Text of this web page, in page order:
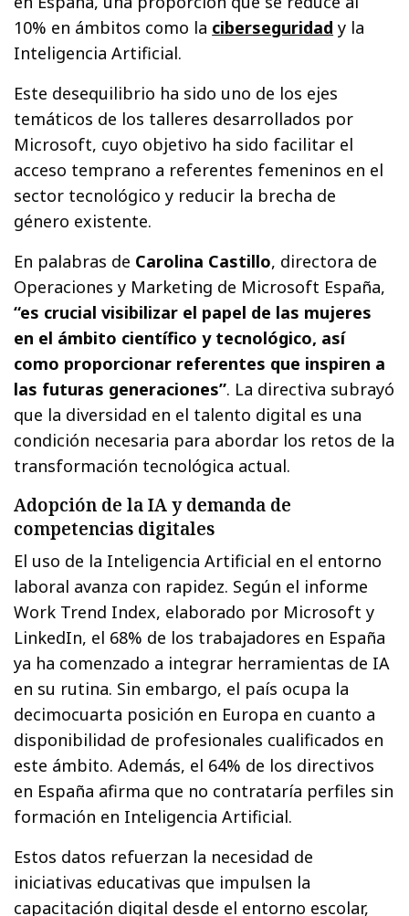
10% en ámbitos como la ciberseguridad y la
Inteligencia Artificial.
Este desequilibrio ha sido uno de los ejes
temáticos de los talleres desarrollados por
Microsoft, cuyo objetivo ha sido facilitar el
acceso temprano a referentes femeninos en el
sector tecnológico y reducir la brecha de
género existente.
En palabras de Carolina Castillo, directora de
Operaciones y Marketing de Microsoft España,
“es crucial visibilizar el papel de las mujeres
en el ámbito científico y tecnológico, así
como proporcionar referentes que inspiren a
las futuras generaciones”. La directiva subrayó
que la diversidad en el talento digital es una
condición necesaria para abordar los retos de la
transformación tecnológica actual.
Adopción de la IA y demanda de
competencias digitales
El uso de la Inteligencia Artificial en el entorno
laboral avanza con rapidez. Según el informe
Work Trend Index, elaborado por Microsoft y
LinkedIn, el 68% de los trabajadores en España
ya ha comenzado a integrar herramientas de IA
en su rutina. Sin embargo, el país ocupa la
decimocuarta posición en Europa en cuanto a
disponibilidad de profesionales cualificados en
este ámbito. Además, el 64% de los directivos
en España afirma que no contrataría perfiles sin
formación en Inteligencia Artificial.
Estos datos refuerzan la necesidad de
iniciativas educativas que impulsen la
capacitación digital desde el entorno escolar,